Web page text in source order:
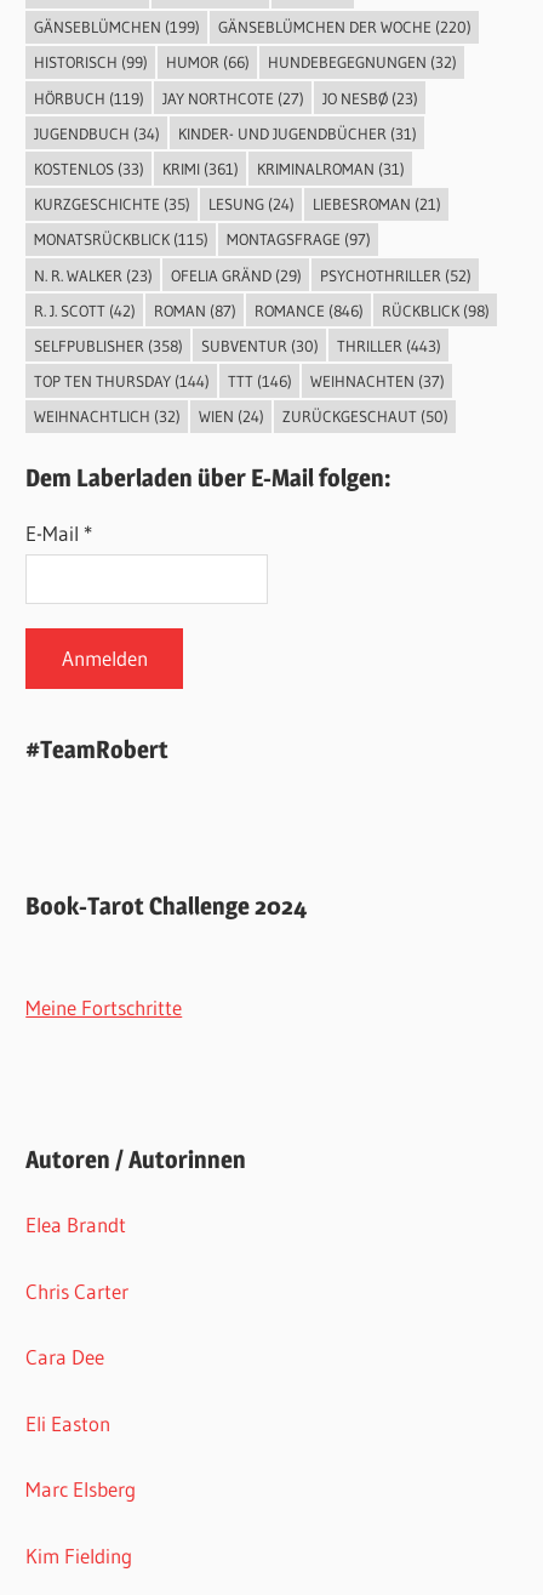
GÄNSEBLÜMCHEN (199) GÄNSEBLÜMCHEN DER WOCHE (220)
HISTORISCH (99) HUMOR(66) HUNDEBEGEGNUNGEN (32)
HÖRBUCH (119) JAY NORTHCOTE (27) JO NESBØ(23)
JUGENDBUCH (34) KINDER- UND JUGENDBÜCHER (31)
KOSTENLOS(33) KRIMI(361) KRIMINALROMAN (31)
KURZGESCHICHTE (35) LESUNG(24) LIEBESROMAN (21)
MONATSRÜCKBLICK(115) MONTAGSFRAGE (97)
N. R. WALKER (23) OFELIA GRÄND(29) PSYCHOTHRILLER (52)
R. J. SCOTT(42) ROMAN (87) ROMANCE (846) RÜCKBLICK(98)
SELFPUBLISHER (358) SUBVENTUR (30) THRILLER (443)
TOP TEN THURSDAY(144) TTT(146) WEIHNACHTEN (37)
WEIHNACHTLICH (32) WIEN (24) ZURÜCKGESCHAUT(50)
Dem Laberladen über E-Mail folgen:
E-Mail *
#TeamRobert
Book-Tarot Challenge 2024
Meine Fortschritte
Autoren / Autorinnen
Elea Brandt
Chris Carter
Cara Dee
Eli Easton
Marc Elsberg
Kim Fielding